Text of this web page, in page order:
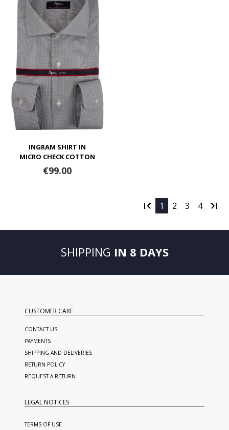
INGRAM SHIRT IN
MICRO CHECK COTTON
€99.00
1 2 3 4
SHIPPING IN 8 DAYS
CUSTOMER CARE
CONTACT US
PAYMENTS
SHIPPING AND DELIVERIES
RETURN POLICY
REQUEST A RETURN
LEGAL NOTICES
TERMS OF USE